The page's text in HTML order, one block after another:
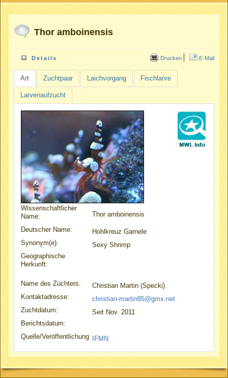
Thor amboinensis
Drucken E-Mail
Details
Art Zuchtpaar Laichvorgang Fischlarve
Larvenaufzucht
Wissenschaftlicher
Name:
Thor amboinensis
Deutscher Name:
Hohlkreuz Garnele
Synonym(e):
Sexy Shrimp
Geographische
Herkunft:
Name des Züchters:
Christian Martin (Specki)
Kontaktadresse:
christian-martin85@gmx.net
Zuchtdatum:
Seit Nov. 2011
Berichtsdatum:
Quelle/Veröffentlichung IFMN